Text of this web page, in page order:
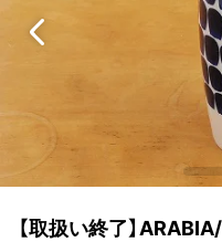
【取扱い終了】